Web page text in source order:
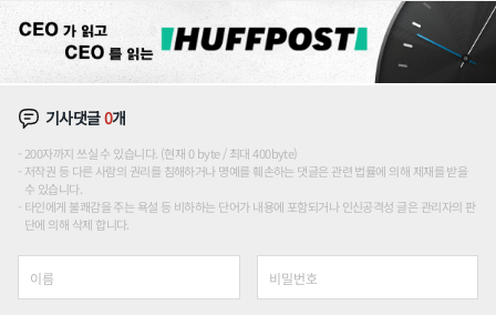
기사댓글0개
200자까지 쓰실 수 있습니다. (현재 0 byte / 최대 400byte)
저작권 등 다른 사람의 권리를 침해하거나 명예를 훼손하는 댓글은 관련 법률에 의해 제재를 받을
수 있습니다.
타인에게 불쾌감을 주는 욕설 등 비하하는 단어가 내용에 포함되거나 인신공격성 글은 관리자의 판
단에 의해 삭제 합니다.